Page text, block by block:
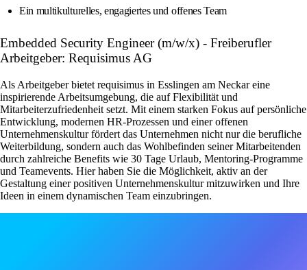
Ein multikulturelles, engagiertes und offenes Team
Embedded Security Engineer (m/w/x) - Freiberufler
Arbeitgeber: Requisimus AG
Als Arbeitgeber bietet requisimus in Esslingen am Neckar eine
inspirierende Arbeitsumgebung, die auf Flexibilität und
Mitarbeiterzufriedenheit setzt. Mit einem starken Fokus auf persönliche
Entwicklung, modernen HR-Prozessen und einer offenen
Unternehmenskultur fördert das Unternehmen nicht nur die berufliche
Weiterbildung, sondern auch das Wohlbefinden seiner Mitarbeitenden
durch zahlreiche Benefits wie 30 Tage Urlaub, Mentoring-Programme
und Teamevents. Hier haben Sie die Möglichkeit, aktiv an der
Gestaltung einer positiven Unternehmenskultur mitzuwirken und Ihre
Ideen in einem dynamischen Team einzubringen.